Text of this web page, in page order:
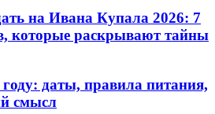
на Ивана Купала 2026: 7
которые раскрывают тайны
даты, правила питания,
смысл